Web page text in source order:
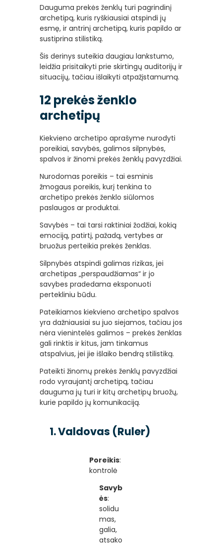
Dauguma prekės ženklų turi pagrindinį
archetipą, kuris ryškiausiai atspindi jų
esmę, ir antrinį archetipą, kuris papildo ar
sustiprina stilistiką.
Šis derinys suteikia daugiau lankstumo,
leidžia prisitaikyti prie skirtingų auditorijų ir
situacijų, tačiau išlaikyti atpažįstamumą.
12 prekės ženklo
archetipų
Kiekvieno archetipo aprašyme nurodyti
poreikiai, savybės, galimos silpnybės,
spalvos ir žinomi prekės ženklų pavyzdžiai.
Nurodomas poreikis – tai esminis
žmogaus poreikis, kurį tenkina to
archetipo prekės ženklo siūlomos
paslaugos ar produktai.
Savybės – tai tarsi raktiniai žodžiai, kokią
emociją, patirtį, pažadą, vertybes ar
bruožus perteikia prekės ženklas.
Silpnybės atspindi galimas rizikas, jei
archetipas „perspaudžiamas“ ir jo
savybes pradedama eksponuoti
pertekliniu būdu.
Pateikiamos kiekvieno archetipo spalvos
yra dažniausiai su juo siejamos, tačiau jos
nėra vienintelės galimos – prekės ženklas
gali rinktis ir kitus, jam tinkamus
atspalvius, jei jie išlaiko bendrą stilistiką.
Pateikti žinomų prekės ženklų pavyzdžiai
rodo vyraujantį archetipą, tačiau
dauguma jų turi ir kitų archetipų bruožų,
kurie papildo jų komunikaciją.
1. Valdovas (Ruler)
Poreikis:
kontrolė
Savyb
ės:
solidu
mas,
galia,
atsako